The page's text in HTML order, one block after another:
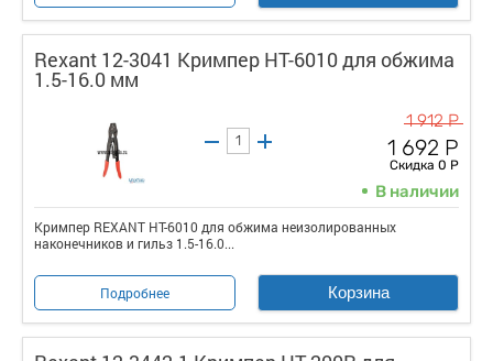
Rexant 12-3041 Кримпер HT-6010 для обжима
1.5-16.0 мм
1 912 Р
1 692 Р
Скидка 0 Р
В наличии
Кримпер REXANT HT-6010 для обжима неизолированных
наконечников и гильз 1.5-16.0...
Подробнее Корзина